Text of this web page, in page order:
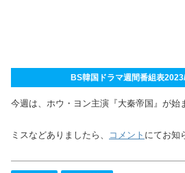
BS韓国ドラマ週間番組表
今週は、ホウ・ヨン主演『大秦帝国』が始
ミスなどありましたら、 コメント にてお知